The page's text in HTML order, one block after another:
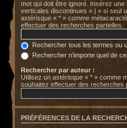
mot qui doit être ignoré. Insérez
verticales discontinues « | » si seul
astérisque « * » comme
effectuer des recherches partielles.
Rechercher tous les termes ou
Rechercher n’importe quel de
Rechercher par auteur :
Utilisez un astérisque « * » comme
souhaitez effectuer des recherches
PRÉFÉRENCES DE LA